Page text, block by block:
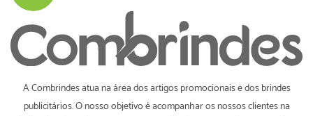
A Combrindes atua na área dos artigos promocionais e dos brindes
publicitários. O nosso objetivo é acompanhar os nossos clientes na